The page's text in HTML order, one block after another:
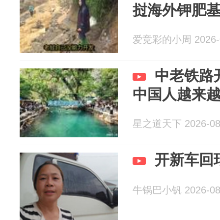
挝海外钾肥
爱竞彩的小周
中老铁路
中国人越来
星之道天下 2026-
开新车回
牛锅巴小钒 2026-